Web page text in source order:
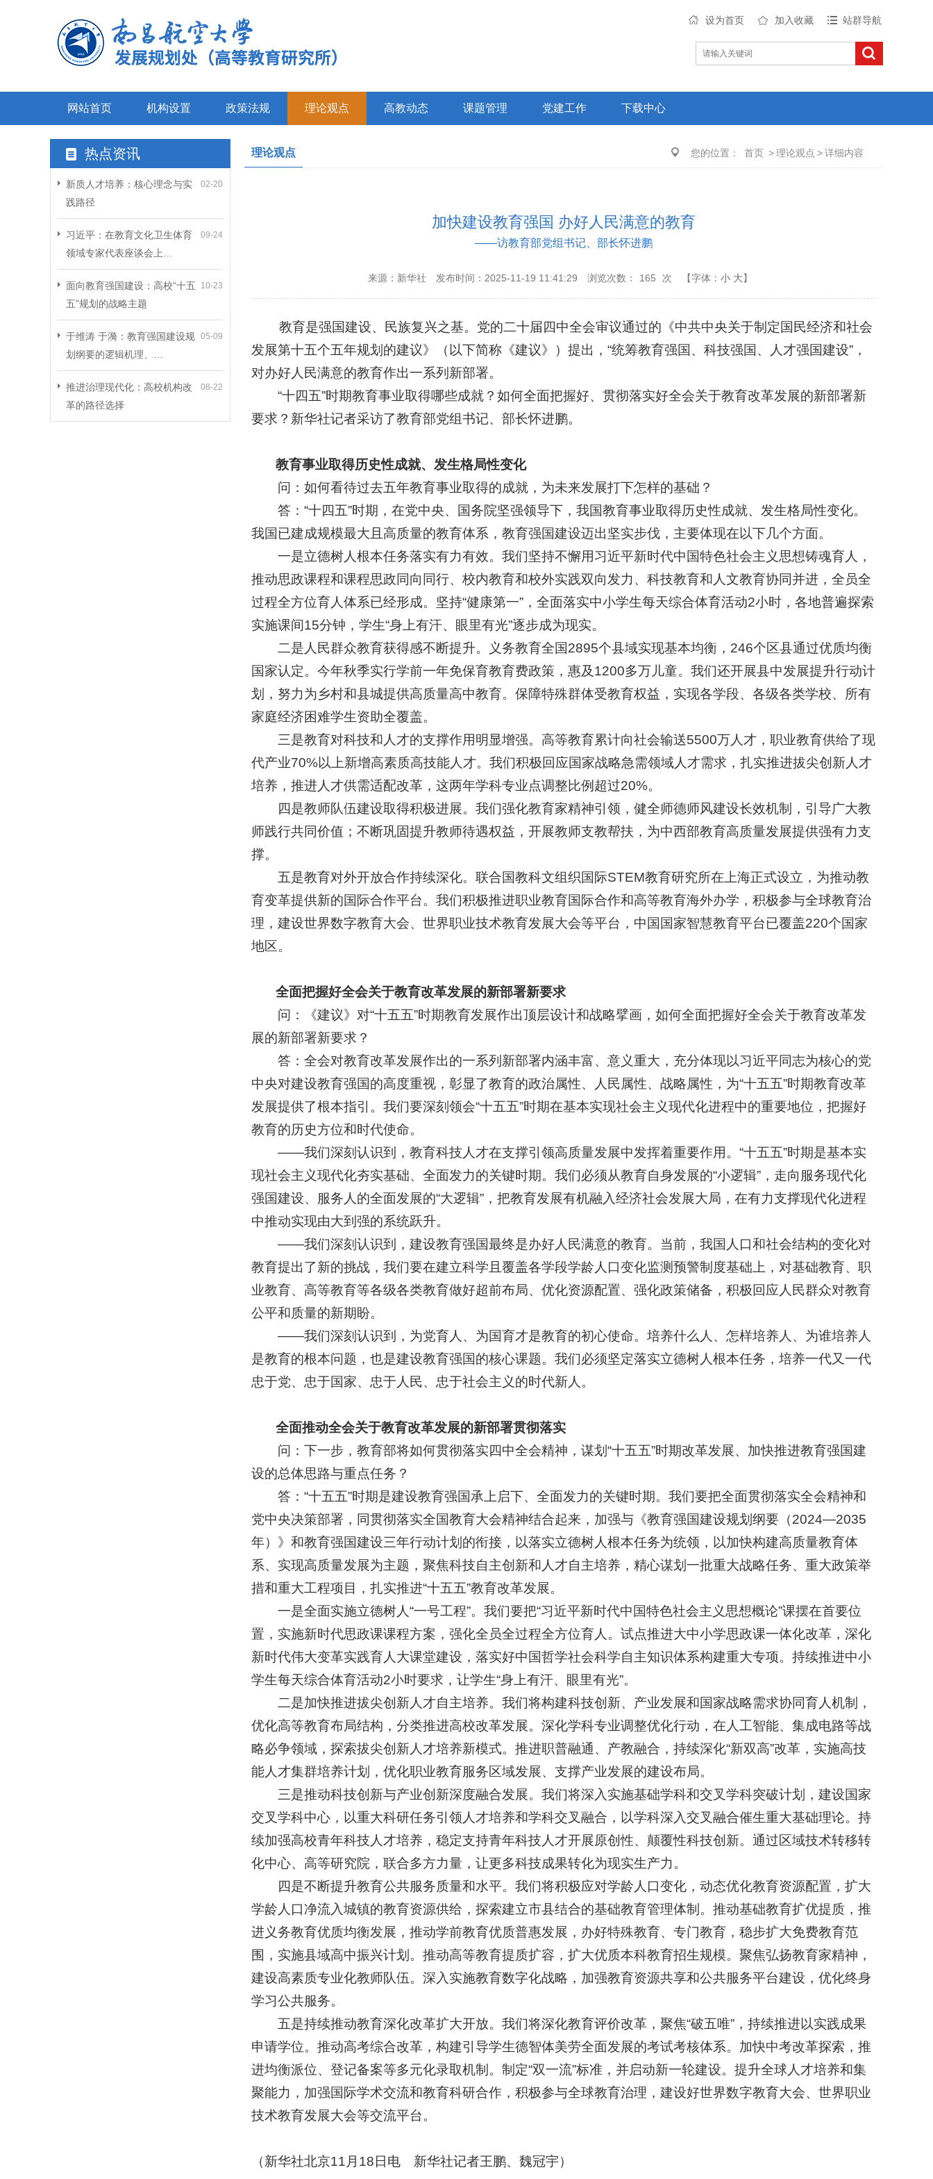
设为首页 加入收藏 站群导航
网站首页 机构设置 政策法规 理论观点 高教动态 课题管理 党建工作 下载中心
热点资讯
02-20
新质人才培养：核心理念与实
践路径
09-24
习近平：在教育文化卫生体育
领域专家代表座谈会上…
10-23
面向教育强国建设：高校“十五
五”规划的战略主题
05-09
于维涛 于漪：教育强国建设规
划纲要的逻辑机理、…
08-22
推进治理现代化：高校机构改
革的路径选择
您的位置： 首页 >理论观点 >详细内容
理论观点
加快建设教育强国 办好人民满意的教育
——访教育部党组书记、部长怀进鹏
来源：新华社 发布时间：2025-11-19 11:41:29 浏览次数： 165 次 【字体： 小 大】
教育是强国建设、民族复兴之基。党的二十届四中全会审议通过的《中共中央关于制定国民经济和社会
发展第十五个五年规划的建议》（以下简称《建议》）提出，“统筹教育强国、科技强国、人才强国建设”，
对办好人民满意的教育作出一系列新部署。
“十四五”时期教育事业取得哪些成就？如何全面把握好、贯彻落实好全会关于教育改革发展的新部署新
要求？新华社记者采访了教育部党组书记、部长怀进鹏。
教育事业取得历史性成就、发生格局性变化
问：如何看待过去五年教育事业取得的成就，为未来发展打下怎样的基础？
答：“十四五”时期，在党中央、国务院坚强领导下，我国教育事业取得历史性成就、发生格局性变化。
我国已建成规模最大且高质量的教育体系，教育强国建设迈出坚实步伐，主要体现在以下几个方面。
一是立德树人根本任务落实有力有效。我们坚持不懈用习近平新时代中国特色社会主义思想铸魂育人，
推动思政课程和课程思政同向同行、校内教育和校外实践双向发力、科技教育和人文教育协同并进，全员全
过程全方位育人体系已经形成。坚持“健康第一”，全面落实中小学生每天综合体育活动2小时，各地普遍探索
实施课间15分钟，学生“身上有汗、眼里有光”逐步成为现实。
二是人民群众教育获得感不断提升。义务教育全国2895个县域实现基本均衡，246个区县通过优质均衡
国家认定。今年秋季实行学前一年免保育教育费政策，惠及1200多万儿童。我们还开展县中发展提升行动计
划，努力为乡村和县城提供高质量高中教育。保障特殊群体受教育权益，实现各学段、各级各类学校、所有
家庭经济困难学生资助全覆盖。
三是教育对科技和人才的支撑作用明显增强。高等教育累计向社会输送5500万人才，职业教育供给了现
代产业70%以上新增高素质高技能人才。我们积极回应国家战略急需领域人才需求，扎实推进拔尖创新人才
培养，推进人才供需适配改革，这两年学科专业点调整比例超过20%。
四是教师队伍建设取得积极进展。我们强化教育家精神引领，健全师德师风建设长效机制，引导广大教
师践行共同价值；不断巩固提升教师待遇权益，开展教师支教帮扶，为中西部教育高质量发展提供强有力支
撑。
五是教育对外开放合作持续深化。联合国教科文组织国际STEM教育研究所在上海正式设立，为推动教
育变革提供新的国际合作平台。我们积极推进职业教育国际合作和高等教育海外办学，积极参与全球教育治
理，建设世界数字教育大会、世界职业技术教育发展大会等平台，中国国家智慧教育平台已覆盖220个国家
地区。
全面把握好全会关于教育改革发展的新部署新要求
问：《建议》对“十五五”时期教育发展作出顶层设计和战略擘画，如何全面把握好全会关于教育改革发
展的新部署新要求？
答：全会对教育改革发展作出的一系列新部署内涵丰富、意义重大，充分体现以习近平同志为核心的党
中央对建设教育强国的高度重视，彰显了教育的政治属性、人民属性、战略属性，为“十五五”时期教育改革
发展提供了根本指引。我们要深刻领会“十五五”时期在基本实现社会主义现代化进程中的重要地位，把握好
教育的历史方位和时代使命。
——我们深刻认识到，教育科技人才在支撑引领高质量发展中发挥着重要作用。“十五五”时期是基本实
现社会主义现代化夯实基础、全面发力的关键时期。我们必须从教育自身发展的“小逻辑”，走向服务现代化
强国建设、服务人的全面发展的“大逻辑”，把教育发展有机融入经济社会发展大局，在有力支撑现代化进程
中推动实现由大到强的系统跃升。
——我们深刻认识到，建设教育强国最终是办好人民满意的教育。当前，我国人口和社会结构的变化对
教育提出了新的挑战，我们要在建立科学且覆盖各学段学龄人口变化监测预警制度基础上，对基础教育、职
业教育、高等教育等各级各类教育做好超前布局、优化资源配置、强化政策储备，积极回应人民群众对教育
公平和质量的新期盼。
——我们深刻认识到，为党育人、为国育才是教育的初心使命。培养什么人、怎样培养人、为谁培养人
是教育的根本问题，也是建设教育强国的核心课题。我们必须坚定落实立德树人根本任务，培养一代又一代
忠于党、忠于国家、忠于人民、忠于社会主义的时代新人。
全面推动全会关于教育改革发展的新部署贯彻落实
问：下一步，教育部将如何贯彻落实四中全会精神，谋划“十五五”时期改革发展、加快推进教育强国建
设的总体思路与重点任务？
答：“十五五”时期是建设教育强国承上启下、全面发力的关键时期。我们要把全面贯彻落实全会精神和
党中央决策部署，同贯彻落实全国教育大会精神结合起来，加强与《教育强国建设规划纲要（2024—2035
年）》和教育强国建设三年行动计划的衔接，以落实立德树人根本任务为统领，以加快构建高质量教育体
系、实现高质量发展为主题，聚焦科技自主创新和人才自主培养，精心谋划一批重大战略任务、重大政策举
措和重大工程项目，扎实推进“十五五”教育改革发展。
一是全面实施立德树人“一号工程”。我们要把“习近平新时代中国特色社会主义思想概论”课摆在首要位
置，实施新时代思政课课程方案，强化全员全过程全方位育人。试点推进大中小学思政课一体化改革，深化
新时代伟大变革实践育人大课堂建设，落实好中国哲学社会科学自主知识体系构建重大专项。持续推进中小
学生每天综合体育活动2小时要求，让学生“身上有汗、眼里有光”。
二是加快推进拔尖创新人才自主培养。我们将构建科技创新、产业发展和国家战略需求协同育人机制，
优化高等教育布局结构，分类推进高校改革发展。深化学科专业调整优化行动，在人工智能、集成电路等战
略必争领域，探索拔尖创新人才培养新模式。推进职普融通、产教融合，持续深化“新双高”改革，实施高技
能人才集群培养计划，优化职业教育服务区域发展、支撑产业发展的建设布局。
三是推动科技创新与产业创新深度融合发展。我们将深入实施基础学科和交叉学科突破计划，建设国家
交叉学科中心，以重大科研任务引领人才培养和学科交叉融合，以学科深入交叉融合催生重大基础理论。持
续加强高校青年科技人才培养，稳定支持青年科技人才开展原创性、颠覆性科技创新。通过区域技术转移转
化中心、高等研究院，联合多方力量，让更多科技成果转化为现实生产力。
四是不断提升教育公共服务质量和水平。我们将积极应对学龄人口变化，动态优化教育资源配置，扩大
学龄人口净流入城镇的教育资源供给，探索建立市县结合的基础教育管理体制。推动基础教育扩优提质，推
进义务教育优质均衡发展，推动学前教育优质普惠发展，办好特殊教育、专门教育，稳步扩大免费教育范
围，实施县域高中振兴计划。推动高等教育提质扩容，扩大优质本科教育招生规模。聚焦弘扬教育家精神，
建设高素质专业化教师队伍。深入实施教育数字化战略，加强教育资源共享和公共服务平台建设，优化终身
学习公共服务。
五是持续推动教育深化改革扩大开放。我们将深化教育评价改革，聚焦“破五唯”，持续推进以实践成果
申请学位。推动高考综合改革，构建引导学生德智体美劳全面发展的考试考核体系。加快中考改革探索，推
进均衡派位、登记备案等多元化录取机制。制定“双一流”标准，并启动新一轮建设。提升全球人才培养和集
聚能力，加强国际学术交流和教育科研合作，积极参与全球教育治理，建设好世界数字教育大会、世界职业
技术教育发展大会等交流平台。
（新华社北京11月18日电 新华社记者王鹏、魏冠宇）